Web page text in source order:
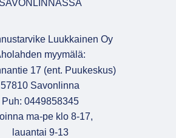
SAVONLINNASSA
Luukkainen Oy
myymälä:
17 (ent. Puukeskus)
57810 Savonlinna
Puh: 0449858345
ma-pe klo 8-17,
lauantai 9-13